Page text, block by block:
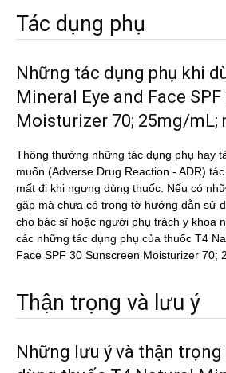
Tác dụng phụ
Những tác dụng phụ khi
Mineral Eye and Face
Moisturizer 70; 25mg/mL;
Thông thường những tác dụng phụ hay
muốn (Adverse Drug Reaction - ADR)
mất đi khi ngưng dùng thuốc. Nếu có
gặp mà chưa có trong tờ hướng dẫn sử
cho bác sĩ hoặc người phụ trách y khoa
các những tác dụng phụ của thuốc T4
Face SPF 30 Sunscreen Moisturizer 70;
Thận trọng và lưu ý
Những lưu ý và thận